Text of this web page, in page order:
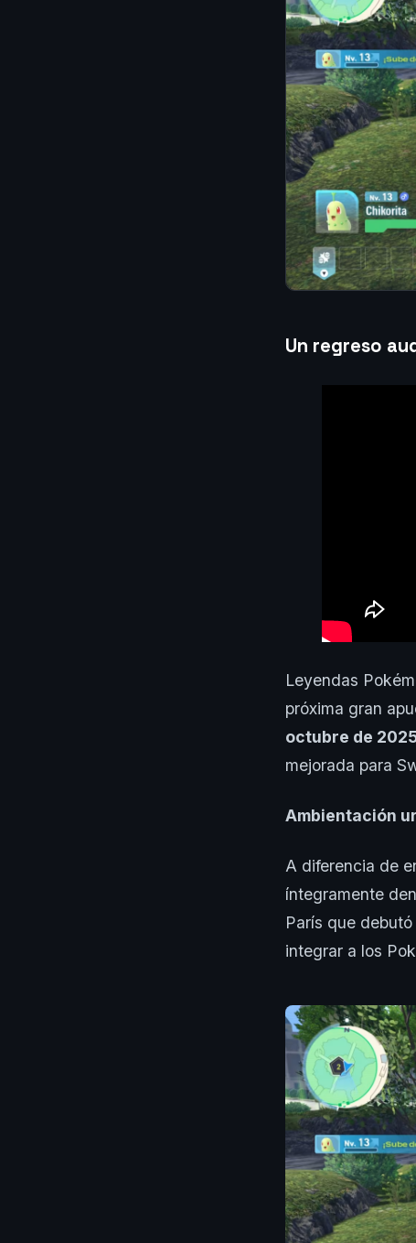
Un regreso
Leyendas
próxima gran
octubre de
mejorada para
Ambientación
A diferencia de
íntegramente
París que
integrar a los